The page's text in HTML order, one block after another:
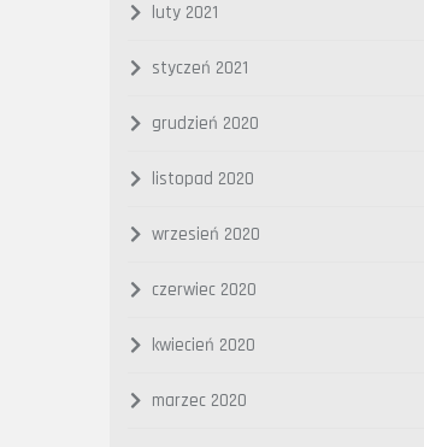
luty 2021
styczeń 2021
grudzień 2020
listopad 2020
wrzesień 2020
czerwiec 2020
kwiecień 2020
marzec 2020